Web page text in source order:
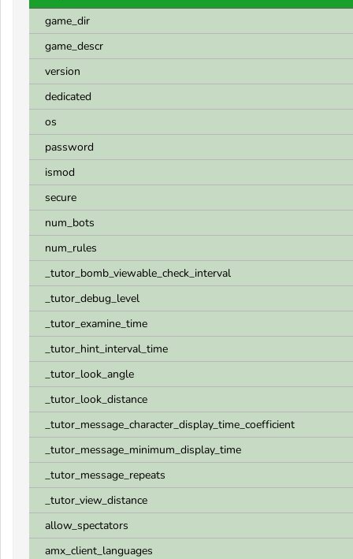
game_dir
game_descr
version
dedicated
os
password
ismod
secure
num_bots
num_rules
_tutor_bomb_viewable_check_interval
_tutor_debug_level
_tutor_examine_time
_tutor_hint_interval_time
_tutor_look_angle
_tutor_look_distance
_tutor_message_character_display_time_coefficient
_tutor_message_minimum_display_time
_tutor_message_repeats
_tutor_view_distance
allow_spectators
amx_client_languages